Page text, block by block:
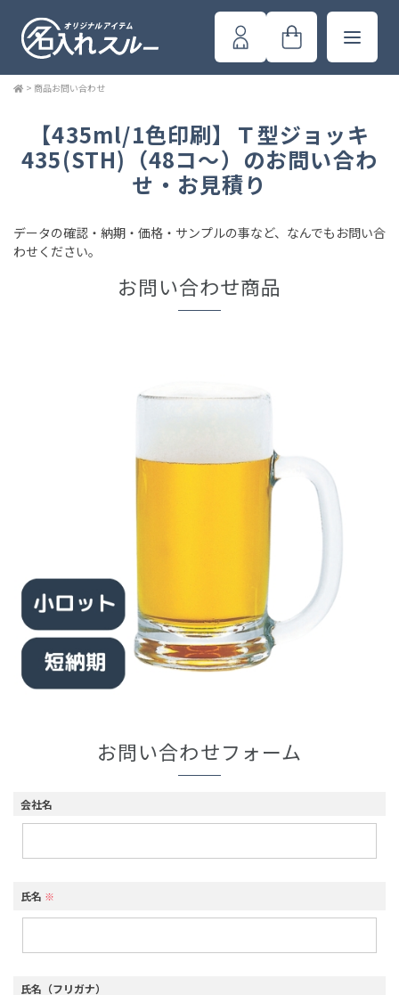
> 商品お問い合わせ
【435ml/1色印刷】Ｔ型ジョッキ
435(STH)（48コ～）のお問い合わ
せ・お見積り
データの確認・納期・価格・サンプルの事など、なんでもお問い合
わせください。
お問い合わせ商品
お問い合わせフォーム
会社名
氏名 ※
氏名（フリガナ）